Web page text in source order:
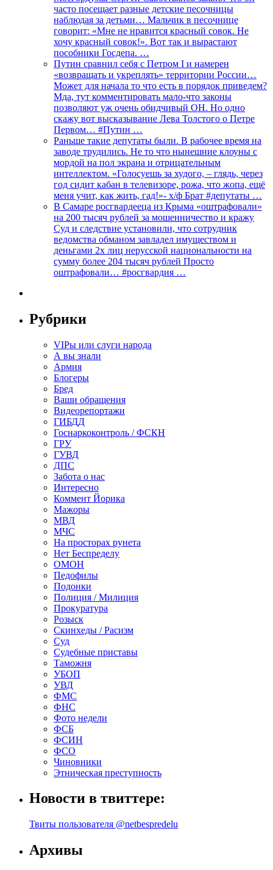
часто посещает разные детские песочницы
наблюдая за детьми… Мальчик в песочнице
говорит: «Мне не нравится красный совок. Не
хочу красный совок!». Вот так и вырастают
пособники Госдепа. …
Путин сравнил себя с Петром I и намерен
«возвращать и укреплять» территории России…
Может для начала то что есть в порядок приведем?
Мда, тут комментировать мало-что законы
позволяют уж очень обидчивый ОН. Но одно
скажу вот высказывание Лева Толстого о Петре
Первом… #Путин …
Раньше такие депутаты были. В рабочее время на
заводе трудились. Не то что нынешние клоуны с
мордой на пол экрана и отрицательным
интеллектом. «Голосуешь за худого, – глядь, через
год сидит кабан в телевизоре, рожа, что жопа, ещё
меня учит, как жить, гад!»- х/ф Брат #депутаты …
В Самаре росгвардееца из Крыма «оштрафовали»
на 200 тысяч рублей за мошенничество и кражу
Суд и следствие установили, что сотрудник
ведомства обманом завладел имуществом и
деньгами 2х лиц нерусской национальности на
сумму более 204 тысяч рублей Просто
оштрафовали… #росгвардия …
Рубрики
VIPы или слуги народа
А вы знали
Армия
Блогеры
Бред
Ваши обращения
Видеорепортажи
ГИБДД
Госнаркоконтроль / ФСКН
ГРУ
ГУВД
ДПС
Забота о нас
Интересно
Коммент Йорика
Мажоры
МВД
МЧС
На просторах рунета
Нет Беспределу
ОМОН
Педофилы
Подонки
Полиция / Милиция
Прокуратура
Розыск
Скинхеды / Расизм
Суд
Судебные приставы
Таможня
УБОП
УВД
ФМС
ФНС
Фото недели
ФСБ
ФСИН
ФСО
Чиновники
Этническая преступность
Новости в твиттере:
Твиты пользователя @netbespredelu
Архивы